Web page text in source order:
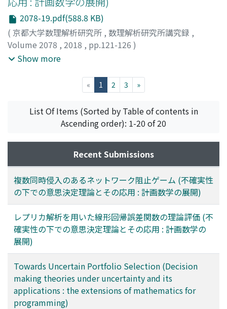
2078-19.pdf(588.8 KB)
( 京都大学数理解析研究所 , 数理解析研究所講究録 ,
Volume 2078 , 2018 , pp.121-126 )
齋藤, 裕; 木村, 寛
Show more
« 1 (current)
2 3 »
List Of Items (Sorted by Table of contents in
Ascending order): 1-20 of 20
Recent Submissions
複数同時侵入のあるネットワーク阻止ゲーム (不確実性
の下での意思決定理論とその応用 : 計画数学の展開)
レプリカ解析を用いた線形回帰誤差関数の理論評価 (不
確実性の下での意思決定理論とその応用 : 計画数学の
展開)
Towards Uncertain Portfolio Selection (Decision
making theories under uncertainty and its
applications : the extensions of mathematics for
programming)